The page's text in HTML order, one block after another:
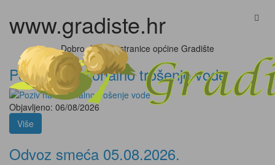
www.gradiste.hr
Dobro došli na stranice općine Gradište
Poziv na racionalno trošenje vode
Objavljeno: 06/08/2026
Više
Odvoz smeća 05.08.2026.